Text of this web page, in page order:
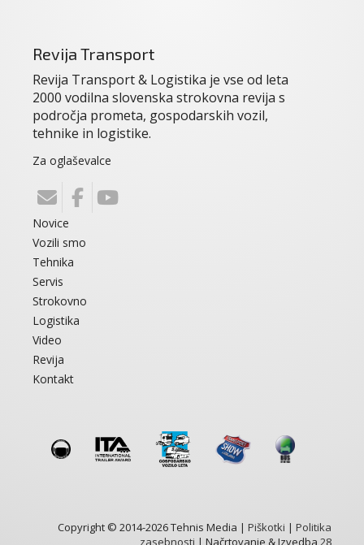
Revija Transport
Revija Transport & Logistika je vse od leta
2000 vodilna slovenska strokovna revija s
področja prometa, gospodarskih vozil,
tehnike in logistike.
Za oglaševalce
Novice
Vozili smo
Tehnika
Servis
Strokovno
Logistika
Video
Revija
Kontakt
Copyright © 2014-2026 Tehnis Media | Piškotki | Politika
zasebnosti | Načrtovanje & Izvedba 28